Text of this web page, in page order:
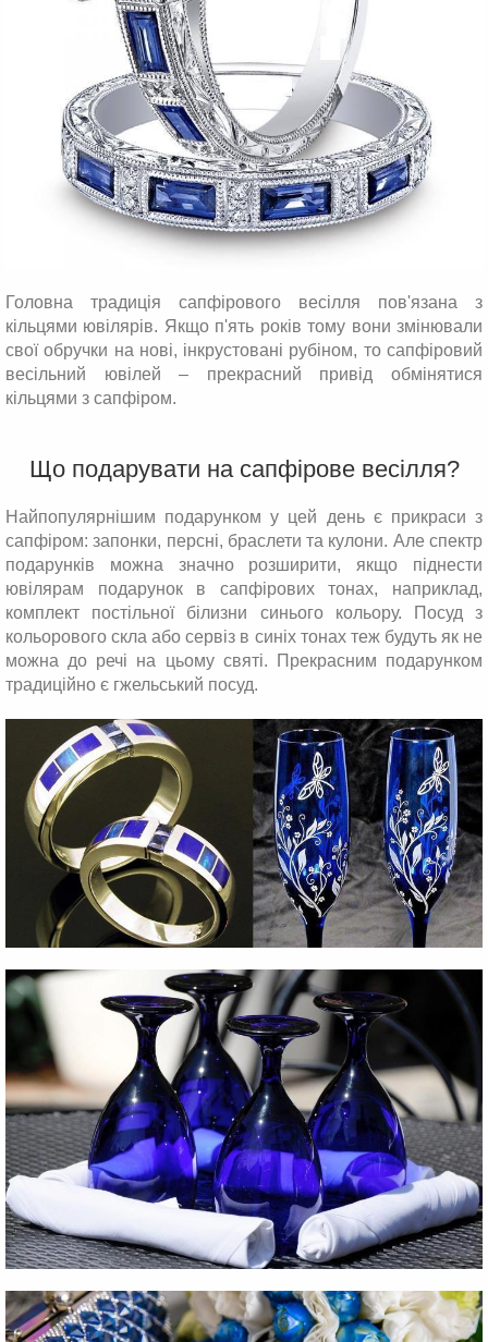
Головна традиція сапфірового весілля пов'язана з
кільцями ювілярів. Якщо п'ять років тому вони змінювали
свої обручки на нові, інкрустовані рубіном, то сапфіровий
весільний ювілей – прекрасний привід обмінятися
кільцями з сапфіром.
Що подарувати на сапфірове весілля?
Найпопулярнішим подарунком у цей день є прикраси з
сапфіром: запонки, персні, браслети та кулони. Але спектр
подарунків можна значно розширити, якщо піднести
ювілярам подарунок в сапфірових тонах, наприклад,
комплект постільної білизни синього кольору. Посуд з
кольорового скла або сервіз в синіх тонах теж будуть як не
можна до речі на цьому святі. Прекрасним подарунком
традиційно є гжельський посуд.